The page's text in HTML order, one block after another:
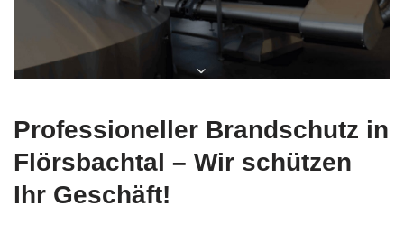
Professioneller Brandschutz in
Flörsbachtal – Wir schützen
Ihr Geschäft!